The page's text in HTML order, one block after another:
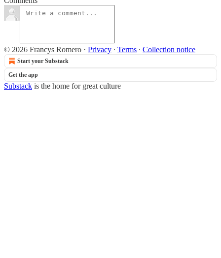
© 2026 Francys Romero · Privacy ∙ Terms ∙ Collection notice
Start your Substack
Get the app
Substack is the home for great culture